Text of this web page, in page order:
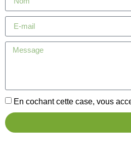
En cochant cette case, vous